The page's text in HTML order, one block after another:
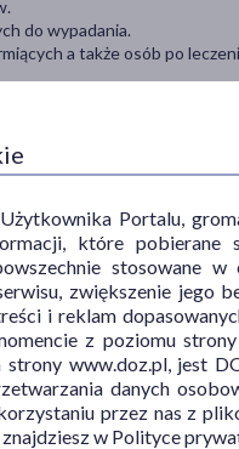
do wypadania.
a także osób po
żeń-szeń, prowitamina
wypadania
dla wrażliwej skóry
na ok. 2-3 min, następnie
Portalu,
które pobierane
stosowane w
zwiększenie jego
i reklam
z poziomu
www.doz.pl, jest
danych
przez nas z
w Polityce